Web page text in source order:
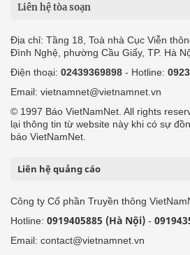
Liên hệ tòa soạn
Địa chỉ: Tầng 18, Toà nhà Cục Viễn
Đình Nghệ, phường Cầu Giấy, TP. Hà
Điện thoại: 02439369898 - Hotline:
Email: vietnamnet@vietnamnet.vn
© 1997 Báo VietNamNet. All rights
lại thông tin từ website này khi có sự
báo VietNamNet.
Liên hệ quảng cáo
Công ty Cổ phần Truyền thông
Hotline: 0919405885 (Hà Nội) -
Email: contact@vietnamnet.vn